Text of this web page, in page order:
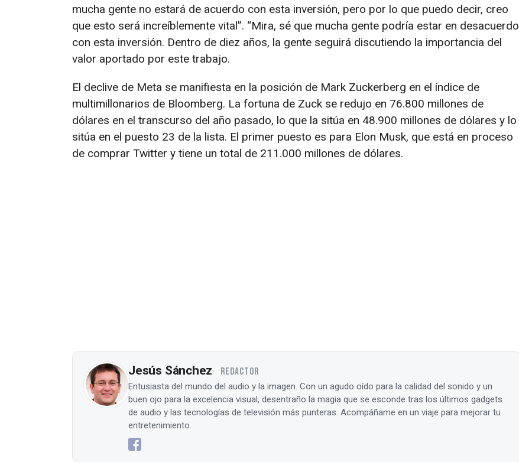
mucha gente no estará de acuerdo con esta inversión, pero por lo que puedo decir, creo
que esto será increíblemente vital”. “Mira, sé que mucha gente podría estar en desacuerdo
con esta inversión. Dentro de diez años, la gente seguirá discutiendo la importancia del
valor aportado por este trabajo.
El declive de Meta se manifiesta en la posición de Mark Zuckerberg en el índice de
multimillonarios de Bloomberg. La fortuna de Zuck se redujo en 76.800 millones de
dólares en el transcurso del año pasado, lo que la sitúa en 48.900 millones de dólares y lo
sitúa en el puesto 23 de la lista. El primer puesto es para Elon Musk, que está en proceso
de comprar Twitter y tiene un total de 211.000 millones de dólares.
Jesús Sánchez REDACTOR
Entusiasta del mundo del audio y la imagen. Con un agudo oído para la calidad del sonido y un
buen ojo para la excelencia visual, desentraño la magia que se esconde tras los últimos gadgets
de audio y las tecnologías de televisión más punteras. Acompáñame en un viaje para mejorar tu
entretenimiento.